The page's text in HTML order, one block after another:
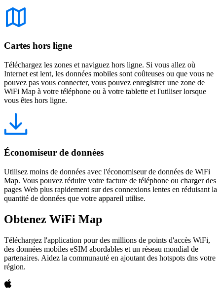
Cartes hors ligne
Téléchargez les zones et naviguez hors ligne. Si vous allez où
Internet est lent, les données mobiles sont coûteuses ou que vous ne
pouvez pas vous connecter, vous pouvez enregistrer une zone de
WiFi Map à votre téléphone ou à votre tablette et l'utiliser lorsque
vous êtes hors ligne.
Économiseur de données
Utilisez moins de données avec l'économiseur de données de WiFi
Map. Vous pouvez réduire votre facture de téléphone ou charger des
pages Web plus rapidement sur des connexions lentes en réduisant la
quantité de données que votre appareil utilise.
Obtenez WiFi Map
Téléchargez l'application pour des millions de points d'accès WiFi,
des données mobiles eSIM abordables et un réseau mondial de
partenaires. Aidez la communauté en ajoutant des hotspots dns votre
région.